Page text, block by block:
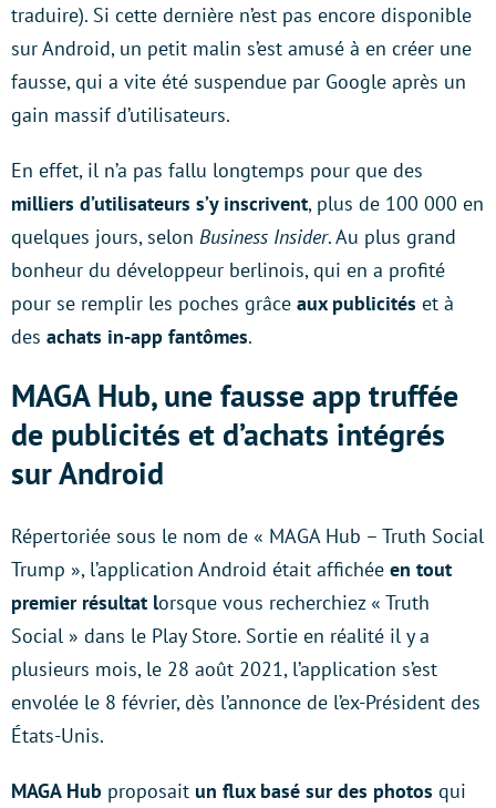
traduire). Si cette dernière n’est pas encore disponible
sur Android, un petit malin s’est amusé à en créer une
fausse, qui a vite été suspendue par Google après un
gain massif d’utilisateurs.
En effet, il n’a pas fallu longtemps pour que des
milliers d’utilisateurs s’y inscrivent, plus de 100 000 en
quelques jours, selon Business Insider. Au plus grand
bonheur du développeur berlinois, qui en a profité
pour se remplir les poches grâce aux publicités et à
des achats in-app fantômes.
MAGA Hub, une fausse app truffée
de publicités et d’achats intégrés
sur Android
Répertoriée sous le nom de « MAGA Hub – Truth Social
Trump », l’application Android était affichée en tout
premier résultat lorsque vous recherchiez « Truth
Social » dans le Play Store. Sortie en réalité il y a
plusieurs mois, le 28 août 2021, l’application s’est
envolée le 8 février, dès l’annonce de l’ex-Président des
États-Unis.
MAGA Hub proposait un flux basé sur des photos qui